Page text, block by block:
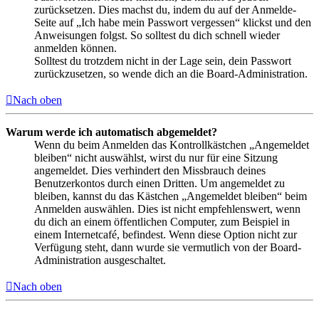
zurücksetzen. Dies machst du, indem du auf der Anmelde-
Seite auf „Ich habe mein Passwort vergessen“ klickst und den
Anweisungen folgst. So solltest du dich schnell wieder
anmelden können.
Solltest du trotzdem nicht in der Lage sein, dein Passwort
zurückzusetzen, so wende dich an die Board-Administration.
Nach oben
Warum werde ich automatisch abgemeldet?
Wenn du beim Anmelden das Kontrollkästchen „Angemeldet
bleiben“ nicht auswählst, wirst du nur für eine Sitzung
angemeldet. Dies verhindert den Missbrauch deines
Benutzerkontos durch einen Dritten. Um angemeldet zu
bleiben, kannst du das Kästchen „Angemeldet bleiben“ beim
Anmelden auswählen. Dies ist nicht empfehlenswert, wenn
du dich an einem öffentlichen Computer, zum Beispiel in
einem Internetcafé, befindest. Wenn diese Option nicht zur
Verfügung steht, dann wurde sie vermutlich von der Board-
Administration ausgeschaltet.
Nach oben